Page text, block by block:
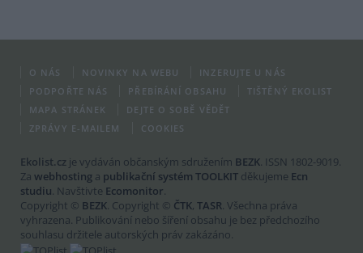
O NÁS NOVINKY NA WEBU
INZERUJTE U NÁS
PODPOŘTE NÁS
PŘEBÍRÁNÍ OBSAHU
TIŠTĚNÝ EKOLIST
MAPA STRÁNEK
DEJTE O SOBĚ VĚDĚT
ZPRÁVY E-MAILEM
COOKIES
Ekolist.cz je vydáván občanským sdružením BEZK. ISSN 1802-9019.
Za webhosting a publikační systém TOOLKIT děkujeme Ecn
studiu. Navštivte Ecomonitor.
Copyright © BEZK. Copyright © ČTK, TASR. Všechna práva
vyhrazena. Publikování nebo šíření obsahu je bez předchozího
souhlasu držitele autorských práv zakázáno.